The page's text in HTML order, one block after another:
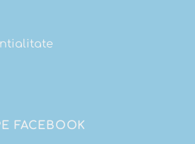
FACEBOOK